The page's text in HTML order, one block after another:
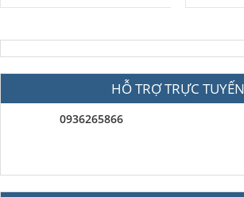
HỖ TRỢ TRỰC TUYẾN
0936265866